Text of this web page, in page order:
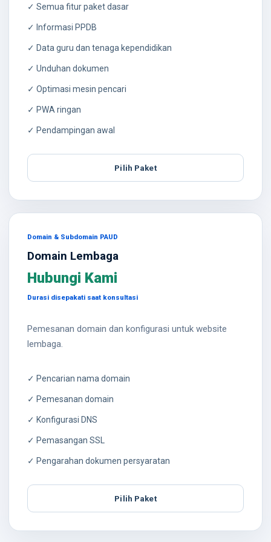
✓ Semua fitur paket dasar
✓ Informasi PPDB
✓ Data guru dan tenaga kependidikan
✓ Unduhan dokumen
✓ Optimasi mesin pencari
✓ PWA ringan
✓ Pendampingan awal
Pilih Paket
Domain & Subdomain PAUD
Domain Lembaga
Hubungi Kami
Durasi disepakati saat konsultasi
Pemesanan domain dan konfigurasi untuk website
lembaga.
✓ Pencarian nama domain
✓ Pemesanan domain
✓ Konfigurasi DNS
✓ Pemasangan SSL
✓ Pengarahan dokumen persyaratan
Pilih Paket